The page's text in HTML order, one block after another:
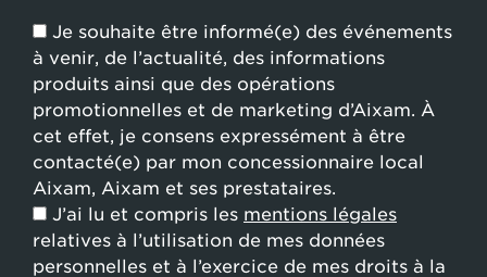
Je souhaite être informé(e) des événements
à venir, de l’actualité, des informations
produits ainsi que des opérations
promotionnelles et de marketing d’Aixam. À
cet effet, je consens expressément à être
contacté(e) par mon concessionnaire local
Aixam, Aixam et ses prestataires.
J’ai lu et compris les mentions légales
relatives à l’utilisation de mes données
personnelles et à l’exercice de mes droits à la